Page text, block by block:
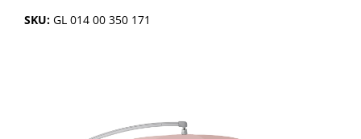
SKU: GL 014 00 350 171